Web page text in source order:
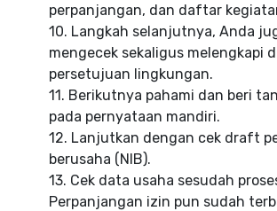
perpanjangan, dan daftar
10. Langkah selanjutnya, Anda
mengecek sekaligus melengkapi
persetujuan lingkungan.
11. Berikutnya pahami dan beri
pada pernyataan mandiri.
12. Lanjutkan dengan cek draft
berusaha (NIB).
13. Cek data usaha sesudah
Perpanjangan izin pun sudah